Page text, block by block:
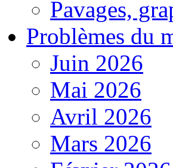
Pavages,
Problèmes du
Juin 2026
Mai 2026
Avril 2026
Mars 2026